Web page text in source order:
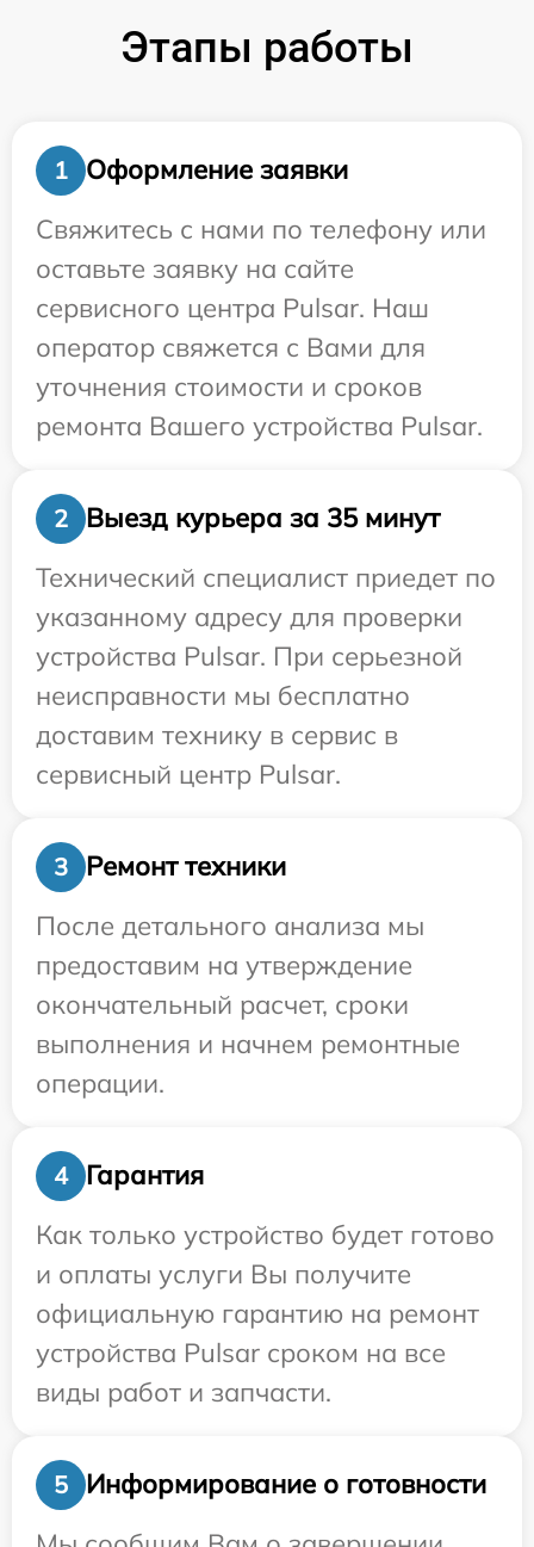
Этапы работы
1
Оформление заявки
Свяжитесь с нами по телефону или
оставьте заявку на сайте
сервисного центра Pulsar. Наш
оператор свяжется с Вами для
уточнения стоимости и сроков
ремонта Вашего устройства Pulsar.
2
Выезд курьера за 35 минут
Технический специалист приедет по
указанному адресу для проверки
устройства Pulsar. При серьезной
неисправности мы бесплатно
доставим технику в сервис в
сервисный центр Pulsar.
3
Ремонт техники
После детального анализа мы
предоставим на утверждение
окончательный расчет, сроки
выполнения и начнем ремонтные
операции.
4
Гарантия
Как только устройство будет готово
и оплаты услуги Вы получите
официальную гарантию на ремонт
устройства Pulsar сроком на все
виды работ и запчасти.
5
Информирование о готовности